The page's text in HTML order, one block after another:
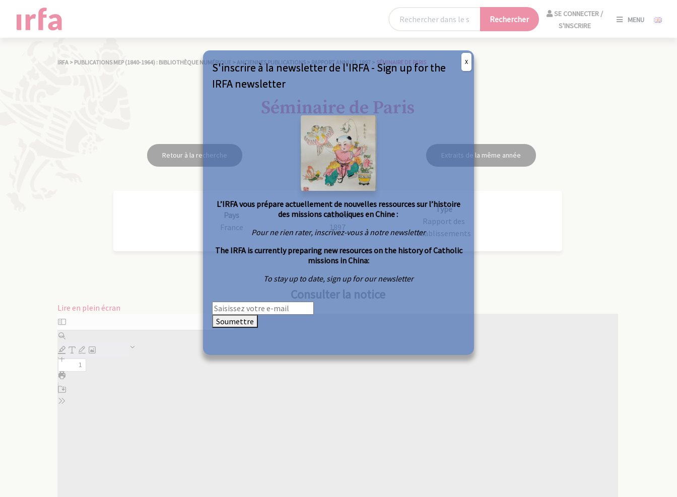
Rechercher
SE CONNECTER /
S'INSCRIRE
MENU
IRFA > PUBLICATIONS MEP (1840-1964) : BIBLIOTHÈQUE NUMÉRIQUE > ANCIENNES PUBLICATIONS > RAPPORT ANNUEL 1897 > SÉMINAIRE DE PARIS
Séminaire de Paris
Retour à la recherche Extraits de la même année
Pays
France
Année
1897
Type
Rapport des
établissements
Consulter la notice
Lire en plein écran
Aller
au
contenu
PDF
S'inscrire à la newsletter de l'IRFA - Sign up for the
IRFA newsletter
L’IRFA vous prépare actuellement de nouvelles ressources sur l’histoire
des missions catholiques en Chine :
Pour ne rien rater, inscrivez-vous à notre newsletter
The IRFA is currently preparing new resources on the history of Catholic
missions in China:
To stay up to date, sign up for our newsletter
Soumettre
X